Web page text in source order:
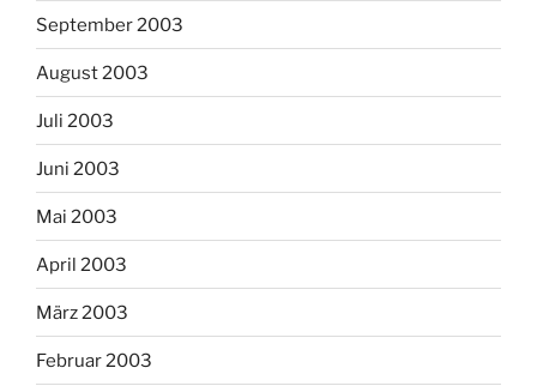
September 2003
August 2003
Juli 2003
Juni 2003
Mai 2003
April 2003
März 2003
Februar 2003